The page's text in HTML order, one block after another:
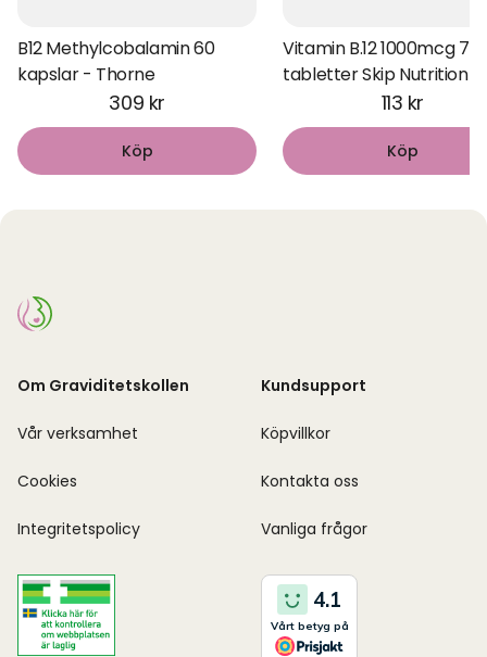
B12 Methylcobalamin 60
kapslar - Thorne
309 kr
Köp
Vitamin B.12 1000mcg 75
tabletter Skip Nutrition
113 kr
Köp
Om Graviditetskollen
Vår verksamhet
Cookies
Integritetspolicy
Kundsupport
Köpvillkor
Kontakta oss
Vanliga frågor